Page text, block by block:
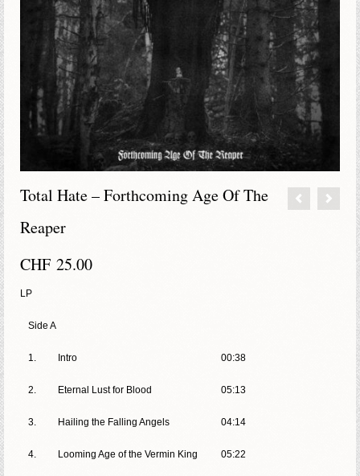
Total Hate – Forthcoming Age Of The
Reaper
CHF 25.00
LP
Side A
1. Intro 00:38
2. Eternal Lust for Blood 05:13
3. Hailing the Falling Angels 04:14
4. Looming Age of the Vermin King 05:22